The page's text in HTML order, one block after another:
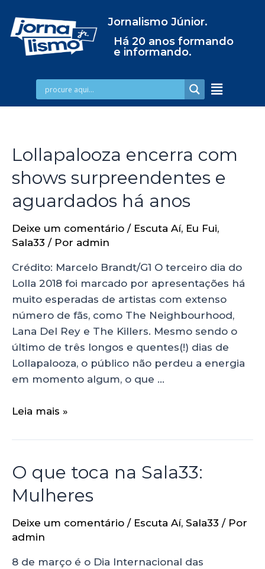
Jornalismo Júnior.
Há 20 anos formando
e informando.
Lollapalooza encerra com
shows surpreendentes e
aguardados há anos
Deixe um comentário / Escuta Aí, Eu Fui,
Sala33 / Por admin
Crédito: Marcelo Brandt/G1 O terceiro dia do
Lolla 2018 foi marcado por apresentações há
muito esperadas de artistas com extenso
número de fãs, como The Neighbourhood,
Lana Del Rey e The Killers. Mesmo sendo o
último de três longos e quentes(!) dias de
Lollapalooza, o público não perdeu a energia
em momento algum, o que …
Leia mais »
O que toca na Sala33:
Mulheres
Deixe um comentário / Escuta Aí, Sala33 / Por
admin
8 de março é o Dia Internacional das